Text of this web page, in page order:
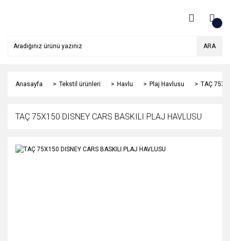
ARA
Anasayfa Tekstil ürünleri Havlu Plaj Havlusu TAÇ
TAÇ 75X150 DISNEY CARS BASKILI PLAJ HAVLUSU